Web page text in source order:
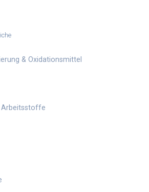
& Oxidationsmittel
Arbeitsstoffe